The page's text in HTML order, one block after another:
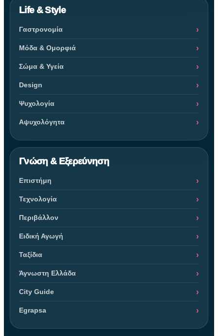
Life & Style
Γαστρονομία
Μόδα & Ομορφιά
Σώμα & Υγεία
Design
Ψυχολογία
Αψυχολόγητα
Γνώση & Εξερεύνηση
Επιστήμη
Τεχνολογία
Περιβάλλον
Ειδική Αγωγή
Ταξίδια
Άγνωστη Ελλάδα
City Guide
Egrapsa